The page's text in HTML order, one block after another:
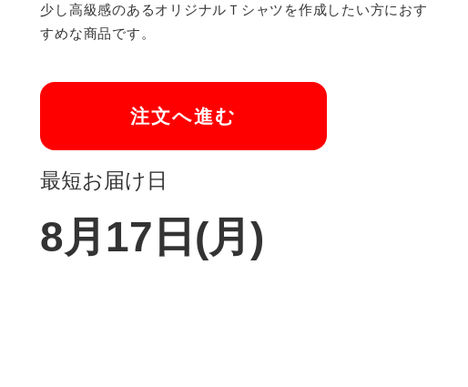
少し高級感のあるオリジナルＴシャツを作成したい方におす
すめな商品です。
注文へ進む
最短お届け日
8月17日(月)